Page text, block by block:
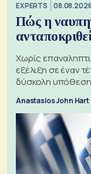
EXPERTS
Πώς η
Χωρίς
εξέλιξη σε έναν
δύσκολη υπόθεση
Anastasios John Hart